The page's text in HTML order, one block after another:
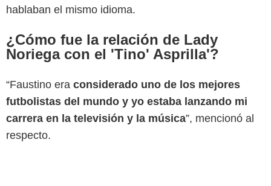
hablaban el mismo idioma.
¿Cómo fue la relación de Lady
Noriega con el 'Tino' Asprilla'?
“Faustino era considerado uno de los mejores
futbolistas del mundo y yo estaba lanzando mi
carrera en la televisión y la música”, mencionó al
respecto.